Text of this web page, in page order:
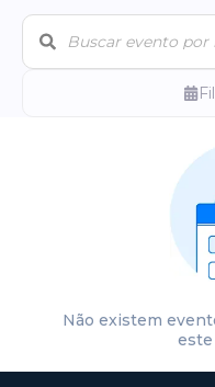
Não existem
este